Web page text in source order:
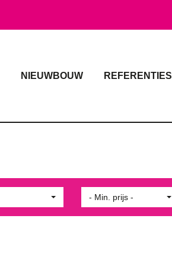
NIEUWBOUW REFERENTIES
- Min. prijs -